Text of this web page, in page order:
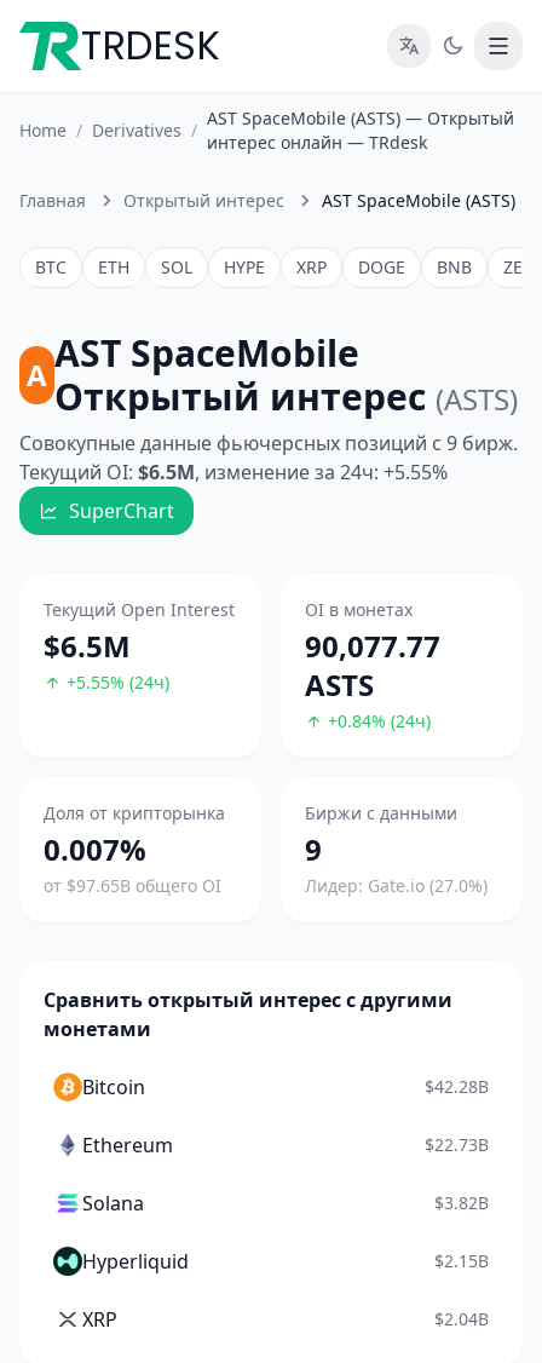
TRDESK
Home / Derivatives /
AST SpaceMobile (ASTS) — Открытый
интерес онлайн — TRdesk
Главная Открытый интерес AST SpaceMobile (ASTS)
BTC ETH SOL HYPE XRP DOGE BNB ZEC
AAST SpaceMobile
Открытый интерес (ASTS)
Совокупные данные фьючерсных позиций с 9 бирж.
Текущий OI: $6.5M, изменение за 24ч: +5.55%
SuperChart
Текущий Open Interest
$6.5M
+5.55% (24ч)
OI в монетах
90,077.77
ASTS
+0.84% (24ч)
Доля от крипторынка
0.007%
от $97.65B общего OI
Биржи с данными
9
Лидер: Gate.io (27.0%)
Сравнить открытый интерес с другими
монетами
Bitcoin $42.28B
Ethereum $22.73B
Solana $3.82B
Hyperliquid $2.15B
XRP $2.04B